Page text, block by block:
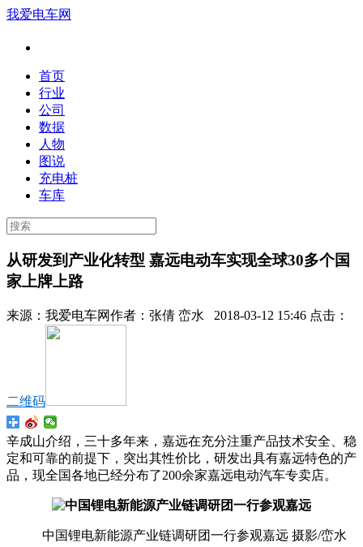
我爱电车网
首页
行业
公司
数据
人物
图说
充电桩
车库
从研发到产业化转型 嘉远电动车实现全球30多个国
家上牌上路
来源： 我爱电车网作者： 张倩 峦水 2018-03-12 15:46 点击：
二维码
辛成山介绍，三十多年来，嘉远在充分注重产品技术安全、稳
定和可靠的前提下，突出其性价比，研发出具有嘉远特色的产
品，现全国各地已经分布了200余家嘉远电动汽车专卖店。
中国锂电新能源产业链调研团一行参观嘉远 摄影/峦水